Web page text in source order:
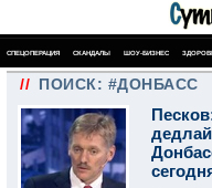
СПЕЦОПЕРАЦИЯ СКАНДАЛЫ ШОУ-БИЗНЕС
// ПОИСК: #ДОНБАСС